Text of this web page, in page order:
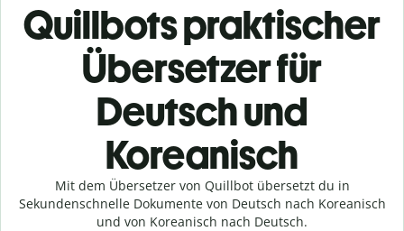
Quillbots praktischer
Übersetzer für
Deutsch und
Koreanisch
Mit dem Übersetzer von Quillbot übersetzt du in
Sekundenschnelle Dokumente von Deutsch nach Koreanisch
und von Koreanisch nach Deutsch.